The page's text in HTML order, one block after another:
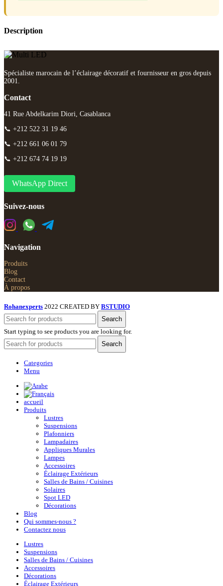
Description
Spécialiste marocain de l’éclairage décoratif et fournisseur en gros depuis
2001.
Contact
41 Rue Abdelkarim Diori, Casablanca
📞 +212 522 31 19 46
📞 +212 661 06 01 79
📞 +212 674 74 19 19
WhatsApp Direct
Suivez-nous
Navigation
Produits
Blog
Contact
À propos
Rohanexperts 2022 CREATED BY BSTUDIO
Search
Start typing to see products you are looking for.
Search
Categories
Menu
accueil
Produits
Lustres
Suspensions
Plafonniers
Lampadaires
Appliques Murales
Lampes
Accessoires
Éclairage Extérieurs
Salles de Bains / Cuisines
Solaires
Spot LED
Décorations
Blog
Qui sommes-nous ?
Contactez nous
Lustres
Suspensions
Salles de Bains / Cuisines
Accessoires
Décorations
Éclairage Extérieurs